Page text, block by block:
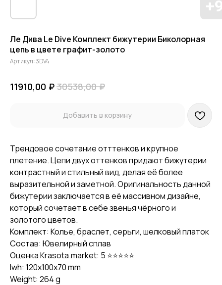
Ле Дива Le Dive Комплект бижутерии Биколорная
цепь в цвете графит-золото
Артикул:3DV4
11910,00 ₽ 30538,00 ₽
Добавить в корзину
Трендовое сочетание отттенков и крупное
плетение. Цепи двух оттенков придают бижутерии
контрастный и стильный вид, делая её более
выразительной и заметной. Оригинальность данной
бижутерии заключается в её массивном дизайне,
который сочетает в себе звенья чёрного и
золотого цветов.
Комплект: Колье, браслет, серьги, шелковый платок
Состав: Ювелирный сплав
Оценка Krasota.market: 5 ⭐⭐⭐⭐⭐
lwh: 120x100x70 mm
Weight: 264 g